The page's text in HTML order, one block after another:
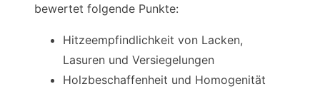
bewertet folgende Punkte:
Hitzeempfindlichkeit von Lacken,
Lasuren und Versiegelungen
Holzbeschaffenheit und Homogenität